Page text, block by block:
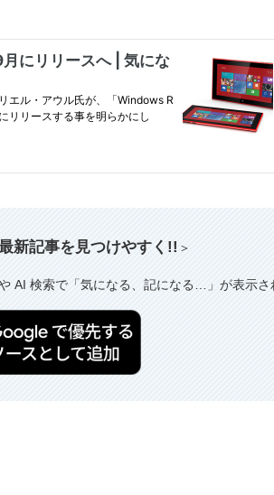
新記事を見つけやすく!! ＞
AI 検索で「気になる、記になる…」が表示さ